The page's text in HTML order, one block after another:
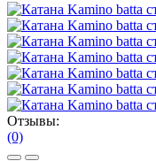
Отзывы:
(0)